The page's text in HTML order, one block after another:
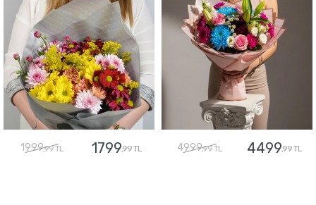
1999,99 TL 1799,99 TL 4999,99 TL 4499,99 TL